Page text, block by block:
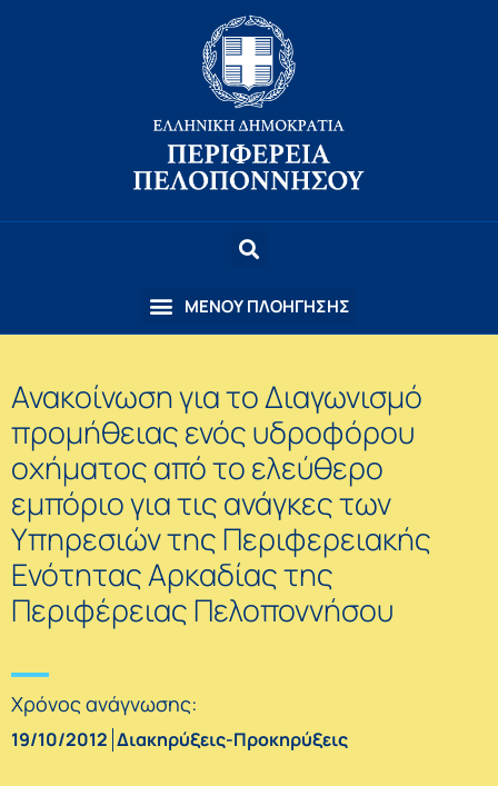
Ανακοίνωση για το Διαγωνισμό
προμήθειας ενός υδροφόρου
οχήματος από το ελεύθερο
εμπόριο για τις ανάγκες των
Υπηρεσιών της Περιφερειακής
Ενότητας Αρκαδίας της
Περιφέρειας Πελοποννήσου
Χρόνος ανάγνωσης:
19/10/2012 Διακηρύξεις-Προκηρύξεις